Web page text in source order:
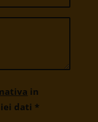
in
dati *